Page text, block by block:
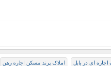
اجاره ای در بابل املاک پرند مسکن اجاره رهن